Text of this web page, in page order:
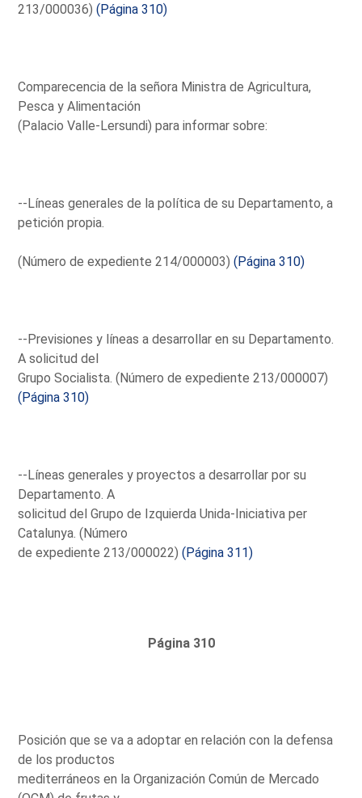
213/000036)(Página 310)
Comparecencia de la señora Ministra de Agricultura,
Pesca y Alimentación
(Palacio Valle-Lersundi) para informar sobre:
--Líneas generales de la política de su Departamento, a
petición propia.
(Número de expediente 214/000003)(Página 310)
--Previsiones y líneas a desarrollar en su Departamento.
A solicitud del
Grupo Socialista. (Número de expediente 213/000007)
(Página 310)
--Líneas generales y proyectos a desarrollar por su
Departamento. A
solicitud del Grupo de Izquierda Unida-Iniciativa per
Catalunya. (Número
de expediente 213/000022)(Página 311)
Página 310
Posición que se va a adoptar en relación con la defensa
de los productos
mediterráneos en la Organización Común de Mercado